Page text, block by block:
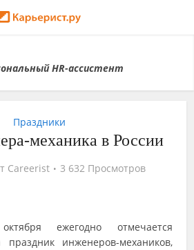
HR-ассистент
Праздники
механика в России
Careerist 3 632 Просмотров
ежегодно отмечается
праздник инженеров-механиков,